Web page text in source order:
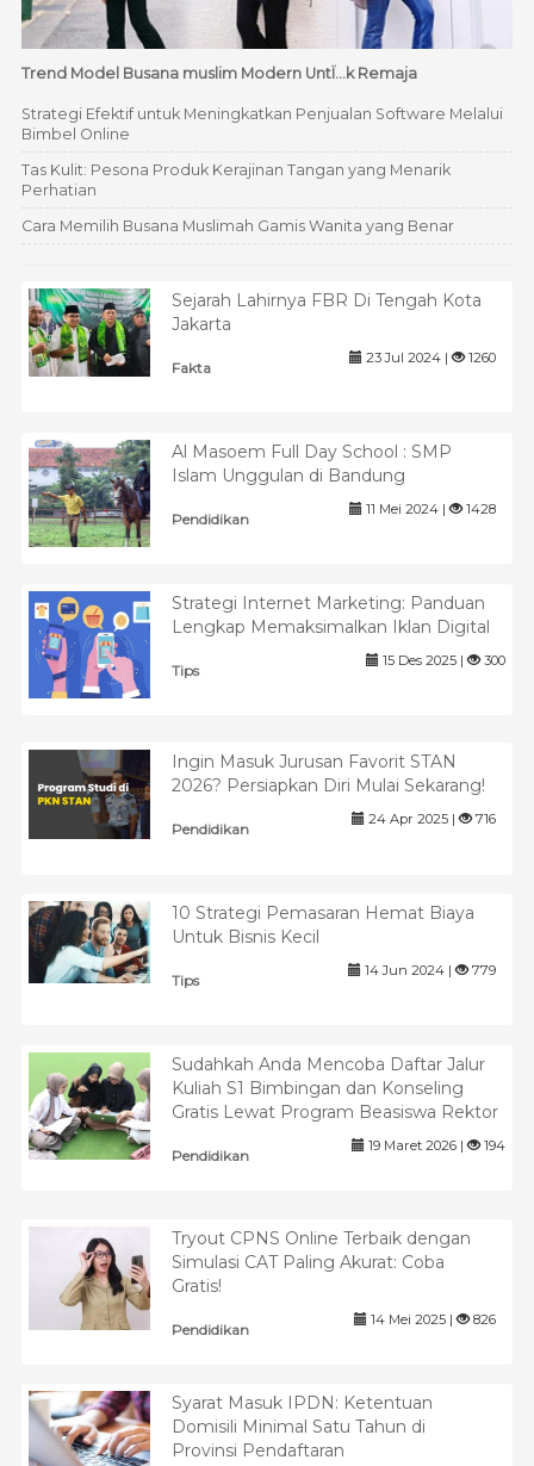
Trend Model Busana muslim Modern UntÏ…k Remaja
Strategi Efektif untuk Meningkatkan Penjualan Software Melalui
Bimbel Online
Tas Kulit: Pesona Produk Kerajinan Tangan yang Menarik
Perhatian
Cara Memilih Busana Muslimah Gamis Wanita yang Benar
Sejarah Lahirnya FBR Di Tengah Kota
Jakarta
Fakta
23 Jul 2024 | 1260
Al Masoem Full Day School : SMP
Islam Unggulan di Bandung
Pendidikan
11 Mei 2024 | 1428
Strategi Internet Marketing: Panduan
Lengkap Memaksimalkan Iklan Digital
Tips
15 Des 2025 | 300
Ingin Masuk Jurusan Favorit STAN
2026? Persiapkan Diri Mulai Sekarang!
Pendidikan
24 Apr 2025 | 716
10 Strategi Pemasaran Hemat Biaya
Untuk Bisnis Kecil
Tips
14 Jun 2024 | 779
Sudahkah Anda Mencoba Daftar Jalur
Kuliah S1 Bimbingan dan Konseling
Gratis Lewat Program Beasiswa Rektor
Pendidikan
19 Maret 2026 | 194
Tryout CPNS Online Terbaik dengan
Simulasi CAT Paling Akurat: Coba
Gratis!
Pendidikan
14 Mei 2025 | 826
Syarat Masuk IPDN: Ketentuan
Domisili Minimal Satu Tahun di
Provinsi Pendaftaran